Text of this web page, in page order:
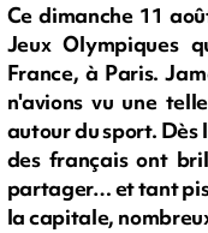
Ce dimanche 11
Jeux Olympiques
France, à Paris.
n'avions vu une
autour du sport. Dès
des français ont
partager… et tant pis
la capitale,